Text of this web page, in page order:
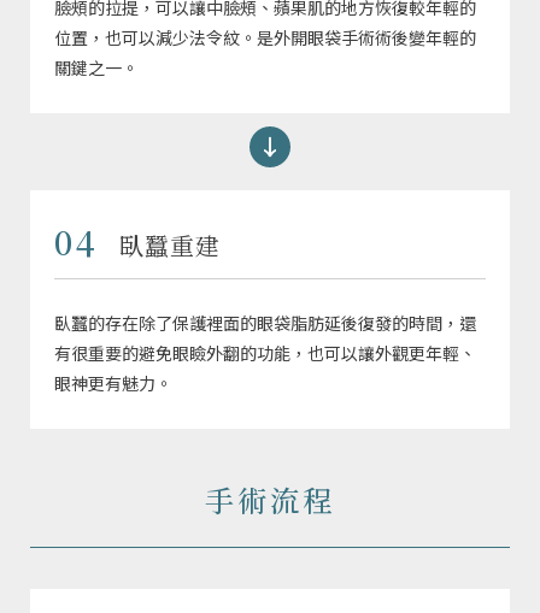
臉頰的拉提，可以讓中臉頰、蘋果肌的地方恢復較年輕的
位置，也可以減少法令紋。是外開眼袋手術術後變年輕的
關鍵之一。
04 臥蠶重建
臥蠶的存在除了保護裡面的眼袋脂肪延後復發的時間，還
有很重要的避免眼瞼外翻的功能，也可以讓外觀更年輕、
眼神更有魅力。
手術流程